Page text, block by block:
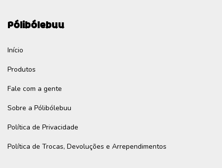
Pólibólebuu
Início
Produtos
Fale com a gente
Sobre a Pólibólebuu
Política de Privacidade
Política de Trocas, Devoluções e Arrependimentos